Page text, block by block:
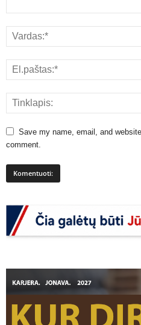
Save my name, email, and
comment.